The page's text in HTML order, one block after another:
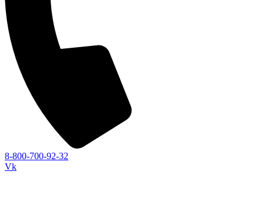
8-800-700-92-32
Vk